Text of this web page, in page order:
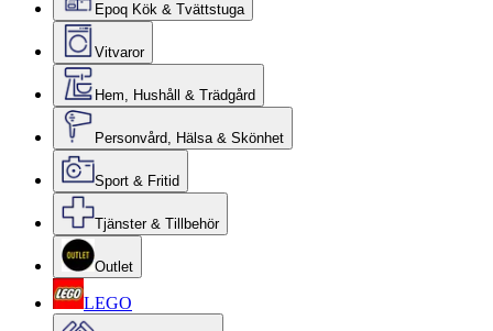
Epoq Kök & Tvättstuga
Vitvaror
Hem, Hushåll & Trädgård
Personvård, Hälsa & Skönhet
Sport & Fritid
Tjänster & Tillbehör
Outlet
LEGO